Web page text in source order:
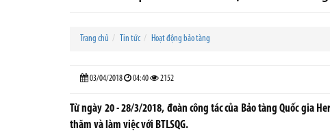
Trang chủ Tin tức Hoạt động bảo tàng
03/04/2018 04:40 2152
Từ ngày 20 - 28/3/2018, đoàn công tác của Bảo tàng Quốc gia
thăm và làm việc với BTLSQG.